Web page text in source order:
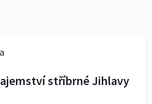
stříbrné Jihlavy